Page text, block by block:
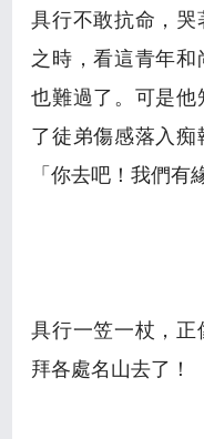
具行不敢抗命，哭
之時，看這青年
也難過了。可是他
了徒弟傷感落入痴
「你去吧！我們有
具行一笠一杖，正
拜各處名山去了！